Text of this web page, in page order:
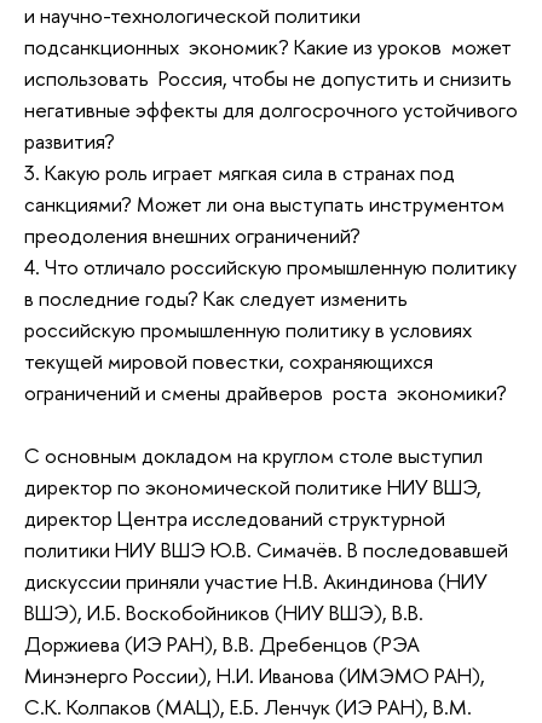
и научно-технологической политики
подсанкционных экономик? Какие из уроков может
использовать Россия, чтобы не допустить и снизить
негативные эффекты для долгосрочного устойчивого
развития?
3. Какую роль играет мягкая сила в странах под
санкциями? Может ли она выступать инструментом
преодоления внешних ограничений?
4. Что отличало российскую промышленную политику
в последние годы? Как следует изменить
российскую промышленную политику в условиях
текущей мировой повестки, сохраняющихся
ограничений и смены драйверов роста экономики?
С основным докладом на круглом столе выступил
директор по экономической политике НИУ ВШЭ,
директор Центра исследований структурной
политики НИУ ВШЭ Ю.В. Симачёв. В последовавшей
дискуссии приняли участие Н.В. Акиндинова (НИУ
ВШЭ), И.Б. Воскобойников (НИУ ВШЭ), В.В.
Доржиева (ИЭ РАН), В.В. Дребенцов (РЭА
Минэнерго России), Н.И. Иванова (ИМЭМО РАН),
С.К. Колпаков (МАЦ), Е.Б. Ленчук (ИЭ РАН), В.М.